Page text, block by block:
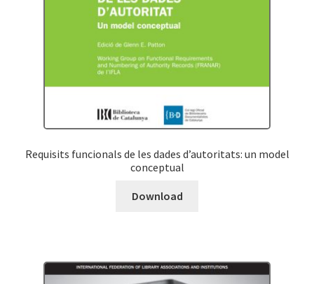
Requisits funcionals de les dades d’autoritats: un model
conceptual
Download